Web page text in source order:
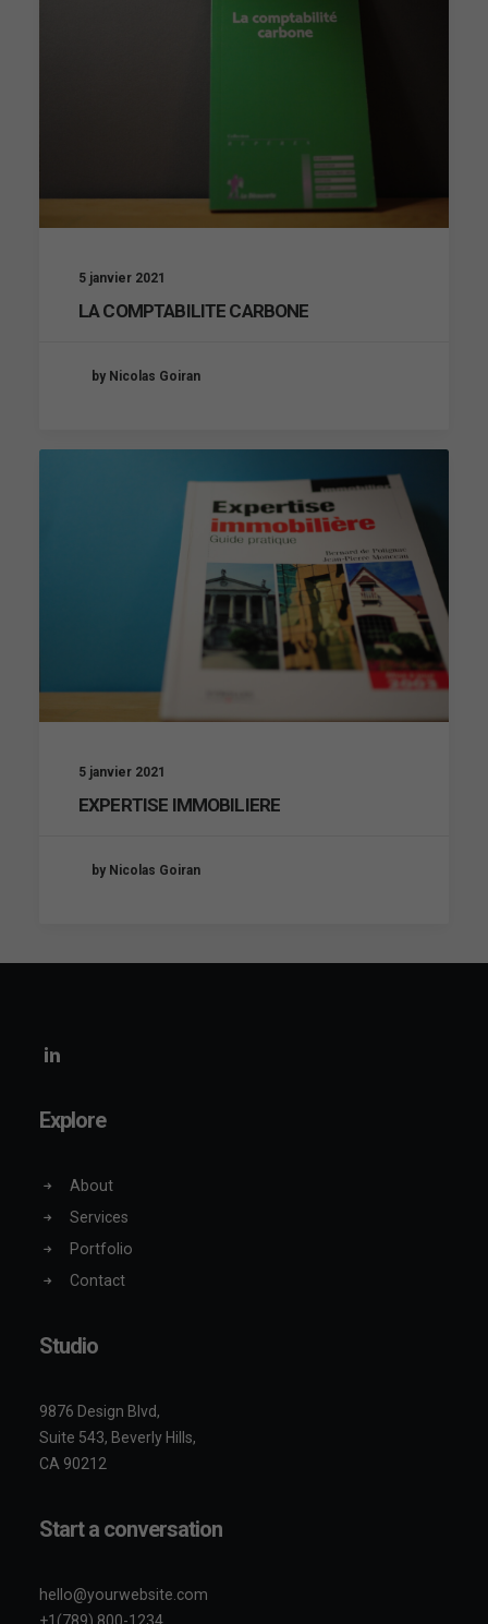
5 janvier 2021
LA COMPTABILITE CARBONE
by Nicolas Goiran
5 janvier 2021
EXPERTISE IMMOBILIERE
by Nicolas Goiran
Explore
About
Services
Portfolio
Contact
Studio
9876 Design Blvd,
Suite 543, Beverly Hills,
CA 90212
Start a conversation
hello@yourwebsite.com